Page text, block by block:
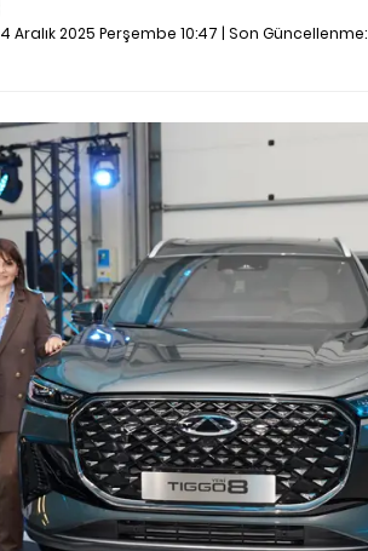
4 Aralık 2025 Perşembe 10:47 | Son Güncellenme: